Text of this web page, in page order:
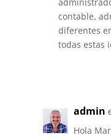
contable,
diferentes
todas estas
admin
Hola